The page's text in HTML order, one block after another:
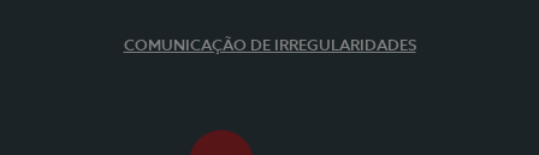
COMUNICAÇÃO DE IRREGULARIDADES